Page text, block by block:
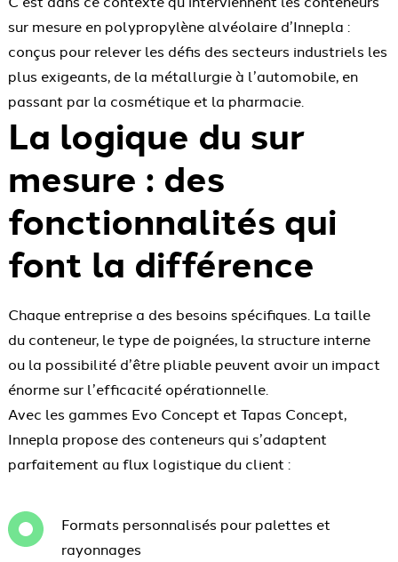
sur mesure en polypropylène alvéolaire d’Innepla :
conçus pour relever les défis des secteurs industriels les
plus exigeants, de la métallurgie à l’automobile, en
passant par la cosmétique et la pharmacie.
La logique du sur
mesure : des
fonctionnalités qui
font la différence
Chaque entreprise a des besoins spécifiques. La taille
du conteneur, le type de poignées, la structure interne
ou la possibilité d’être pliable peuvent avoir un impact
énorme sur l’efficacité opérationnelle.
Avec les gammes Evo Concept et Tapas Concept,
Innepla propose des conteneurs qui s’adaptent
parfaitement au flux logistique du client :
Formats personnalisés pour palettes et
rayonnages